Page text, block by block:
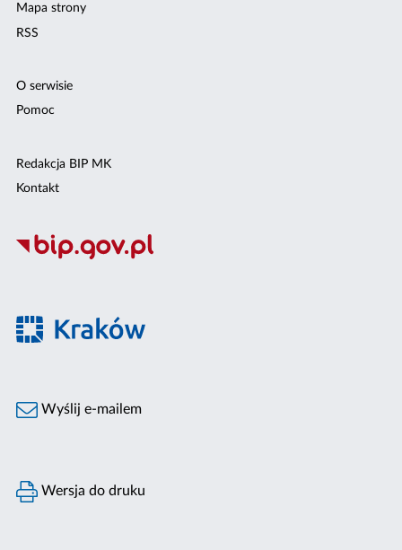
Mapa strony
RSS
O serwisie
Pomoc
Redakcja BIP MK
Kontakt
Wyślij e-mailem
Wersja do druku